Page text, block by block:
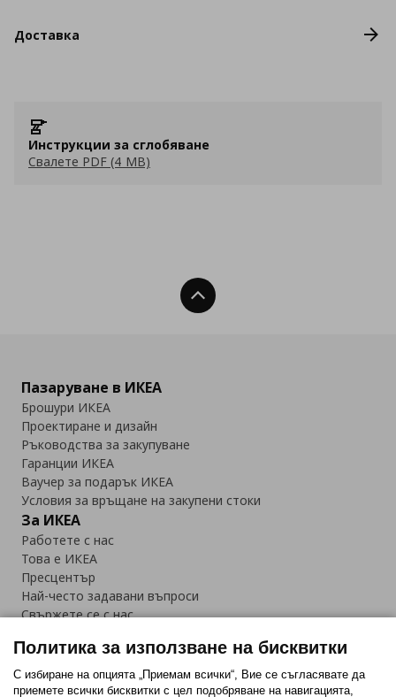
Доставка
Инструкции за сглобяване
Свалете PDF (4 MB)
Нагоре
Пазаруване в ИКЕА
Брошури ИКЕА
Проектиране и дизайн
Ръководства за закупуване
Гаранции ИКЕА
Ваучер за подарък ИКЕА
Условия за връщане на закупени стоки
За ИКЕА
Работете с нас
Това е ИКЕА
Пресцентър
Най-често задавани въпроси
Свържете се с нас
Политика за използване на бисквитки
С избиране на опцията „Приемам всички“, Вие се съгласявате да
приемете всички бисквитки с цел подобряване на навигацията,